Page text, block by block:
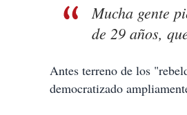
Mucha gente
de 29 años,
Antes terreno de los
democratizado